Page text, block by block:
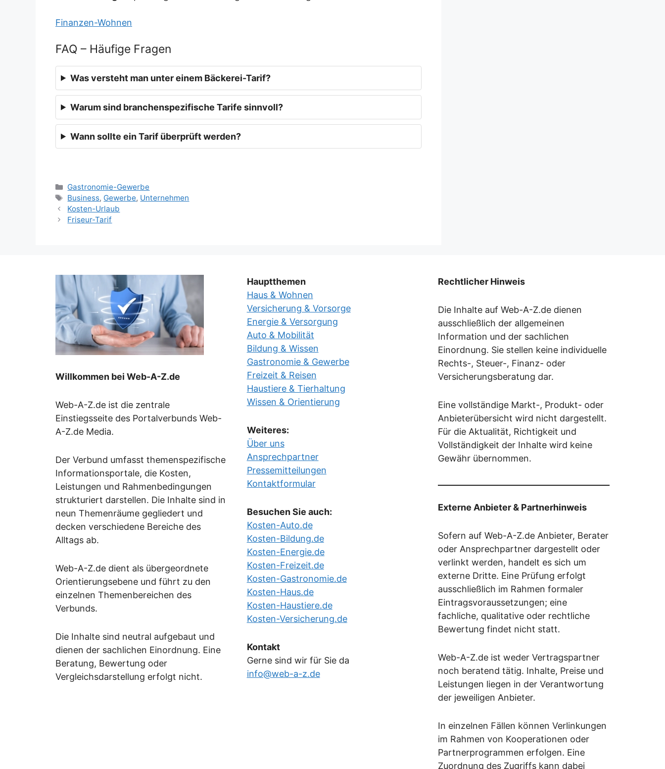
Finanzen-Wohnen
FAQ – Häufige Fragen
Was versteht man unter einem Bäckerei-Tarif?
Warum sind branchenspezifische Tarife sinnvoll?
Wann sollte ein Tarif überprüft werden?
Kategorien
Gastronomie-Gewerbe
Schlagwörter
Business, Gewerbe, Unternehmen
Kosten-Urlaub
Friseur-Tarif
Willkommen bei Web-A-Z.de
Web-A-Z.de ist die zentrale
Einstiegsseite des Portalverbunds Web-
A-Z.de Media.
Der Verbund umfasst themenspezifische
Informationsportale, die Kosten,
Leistungen und Rahmenbedingungen
strukturiert darstellen. Die Inhalte sind in
neun Themenräume gegliedert und
decken verschiedene Bereiche des
Alltags ab.
Web-A-Z.de dient als übergeordnete
Orientierungsebene und führt zu den
einzelnen Themenbereichen des
Verbunds.
Die Inhalte sind neutral aufgebaut und
dienen der sachlichen Einordnung. Eine
Beratung, Bewertung oder
Vergleichsdarstellung erfolgt nicht.
Hauptthemen
Haus & Wohnen
Versicherung & Vorsorge
Energie & Versorgung
Auto & Mobilität
Bildung & Wissen
Gastronomie & Gewerbe
Freizeit & Reisen
Haustiere & Tierhaltung
Wissen & Orientierung
Weiteres:
Über uns
Ansprechpartner
Pressemitteilungen
Kontaktformular
Besuchen Sie auch:
Kosten-Auto.de
Kosten-Bildung.de
Kosten-Energie.de
Kosten-Freizeit.de
Kosten-Gastronomie.de
Kosten-Haus.de
Kosten-Haustiere.de
Kosten-Versicherung.de
Kontakt
Gerne sind wir für Sie da
info@web-a-z.de
Rechtlicher Hinweis
Die Inhalte auf Web-A-Z.de dienen
ausschließlich der allgemeinen
Information und der sachlichen
Einordnung. Sie stellen keine individuelle
Rechts-, Steuer-, Finanz- oder
Versicherungsberatung dar.
Eine vollständige Markt-, Produkt- oder
Anbieterübersicht wird nicht dargestellt.
Für die Aktualität, Richtigkeit und
Vollständigkeit der Inhalte wird keine
Gewähr übernommen.
Externe Anbieter & Partnerhinweis
Sofern auf Web-A-Z.de Anbieter, Berater
oder Ansprechpartner dargestellt oder
verlinkt werden, handelt es sich um
externe Dritte. Eine Prüfung erfolgt
ausschließlich im Rahmen formaler
Eintragsvoraussetzungen; eine
fachliche, qualitative oder rechtliche
Bewertung findet nicht statt.
Web-A-Z.de ist weder Vertragspartner
noch beratend tätig. Inhalte, Preise und
Leistungen liegen in der Verantwortung
der jeweiligen Anbieter.
In einzelnen Fällen können Verlinkungen
im Rahmen von Kooperationen oder
Partnerprogrammen erfolgen. Eine
Zuordnung des Zugriffs kann dabei